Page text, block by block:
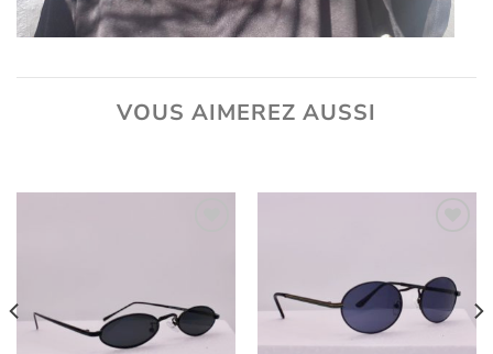
VOUS AIMEREZ AUSSI
favoris
Ajouter
aux
favoris